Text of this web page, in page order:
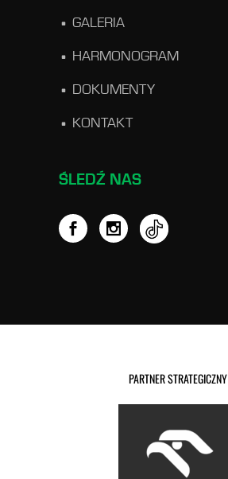
GALERIA
HARMONOGRAM
DOKUMENTY
KONTAKT
ŚLEDŹ NAS
PARTNER STRATEGICZNY